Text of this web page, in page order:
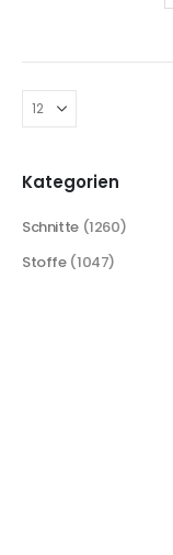
Kategorien
Schnitte (1260)
Stoffe (1047)